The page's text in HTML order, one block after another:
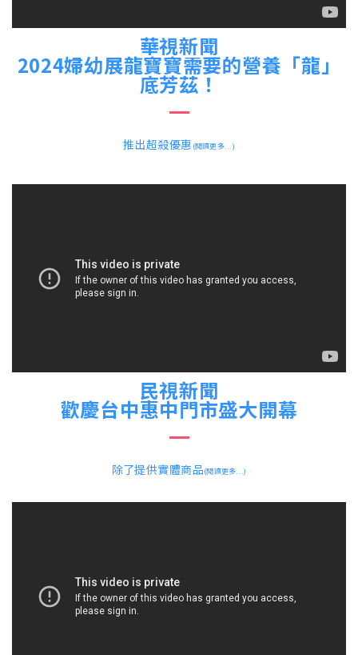
華視新聞
2024婦幼展龍寶寶需要的營養「龍」
底芳茲！
推出超殺優惠 (閱讀更多...)
民視新聞
歡慶台中惠中門市盛大開幕
除了提供實體商品(閱讀更多...)